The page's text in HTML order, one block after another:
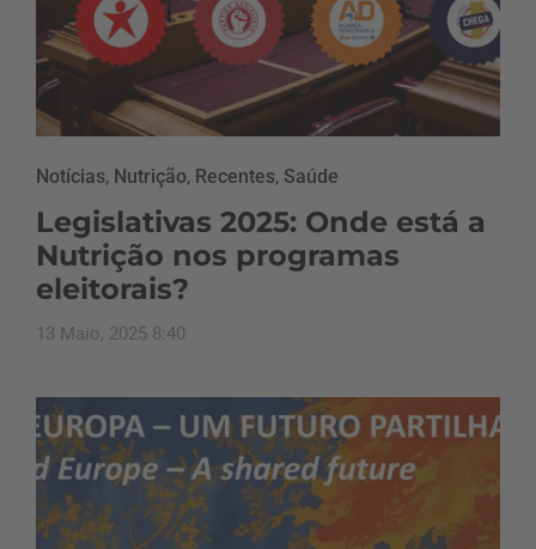
Notícias, Nutrição, Recentes, Saúde
Legislativas 2025: Onde está a
Nutrição nos programas
eleitorais?
13 Maio, 2025 8:40